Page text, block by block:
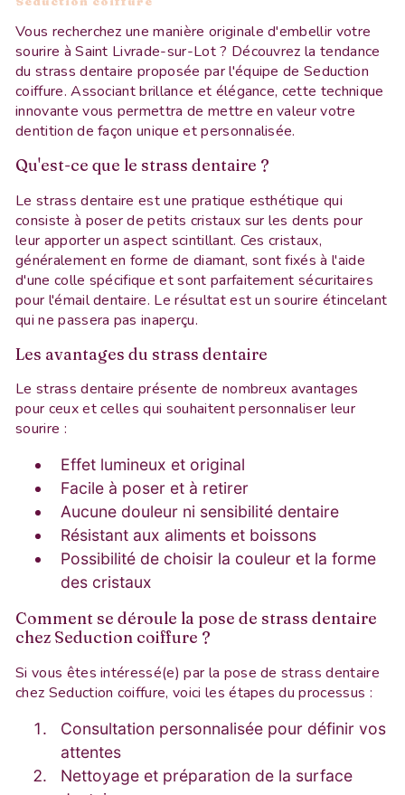
Vous recherchez une manière originale d'embellir votre
sourire à Saint Livrade-sur-Lot ? Découvrez la tendance
du strass dentaire proposée par l'équipe de Seduction
coiffure. Associant brillance et élégance, cette technique
innovante vous permettra de mettre en valeur votre
dentition de façon unique et personnalisée.
Qu'est-ce que le strass dentaire ?
Le strass dentaire est une pratique esthétique qui
consiste à poser de petits cristaux sur les dents pour
leur apporter un aspect scintillant. Ces cristaux,
généralement en forme de diamant, sont fixés à l'aide
d'une colle spécifique et sont parfaitement sécuritaires
pour l'émail dentaire. Le résultat est un sourire étincelant
qui ne passera pas inaperçu.
Les avantages du strass dentaire
Le strass dentaire présente de nombreux avantages
pour ceux et celles qui souhaitent personnaliser leur
sourire :
Effet lumineux et original
Facile à poser et à retirer
Aucune douleur ni sensibilité dentaire
Résistant aux aliments et boissons
Possibilité de choisir la couleur et la forme
des cristaux
Comment se déroule la pose de strass dentaire
chez Seduction coiffure ?
Si vous êtes intéressé(e) par la pose de strass dentaire
chez Seduction coiffure, voici les étapes du processus :
Consultation personnalisée pour définir vos
attentes
Nettoyage et préparation de la surface